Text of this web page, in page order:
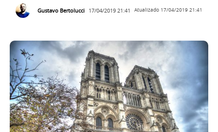
Gustavo Bertolucci 17/04/2019 21:41 Atualizado 17/04/2019 21:41